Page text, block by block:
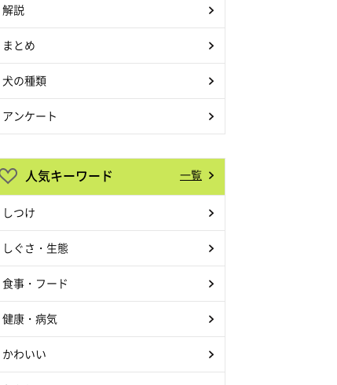
解説
まとめ
犬の種類
アンケート
人気キーワード 一覧
しつけ
しぐさ・生態
食事・フード
健康・病気
かわいい